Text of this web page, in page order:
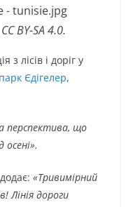
BY-SA 4.0.
з лісів і доріг у
Єдігелер,
перспектива, що
«Тривимірний
Лінія дороги